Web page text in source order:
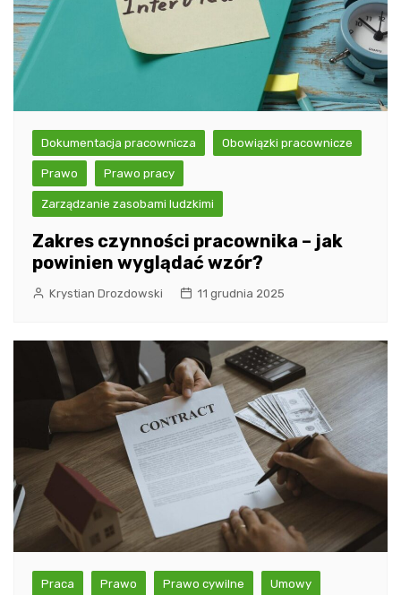
Dokumentacja pracownicza Obowiązki pracownicze
Prawo Prawo pracy
Zarządzanie zasobami ludzkimi
Zakres czynności pracownika – jak
powinien wyglądać wzór?
Krystian Drozdowski 11 grudnia 2025
Praca Prawo Prawo cywilne Umowy